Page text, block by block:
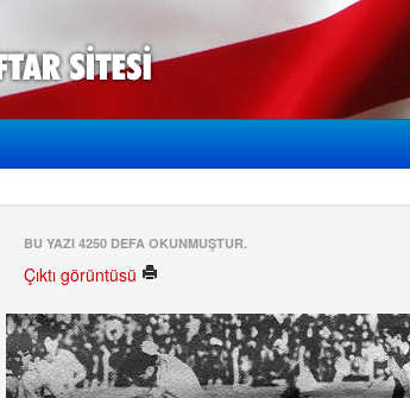
BU YAZI 4250 DEFA OKUNMUŞTUR.
Çıktı görüntüsü